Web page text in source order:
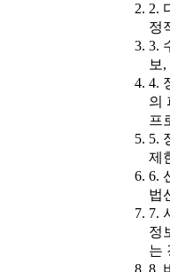
2.
정
3.
보,
4.
의
프
5.
제
6.
법
7.
정
는